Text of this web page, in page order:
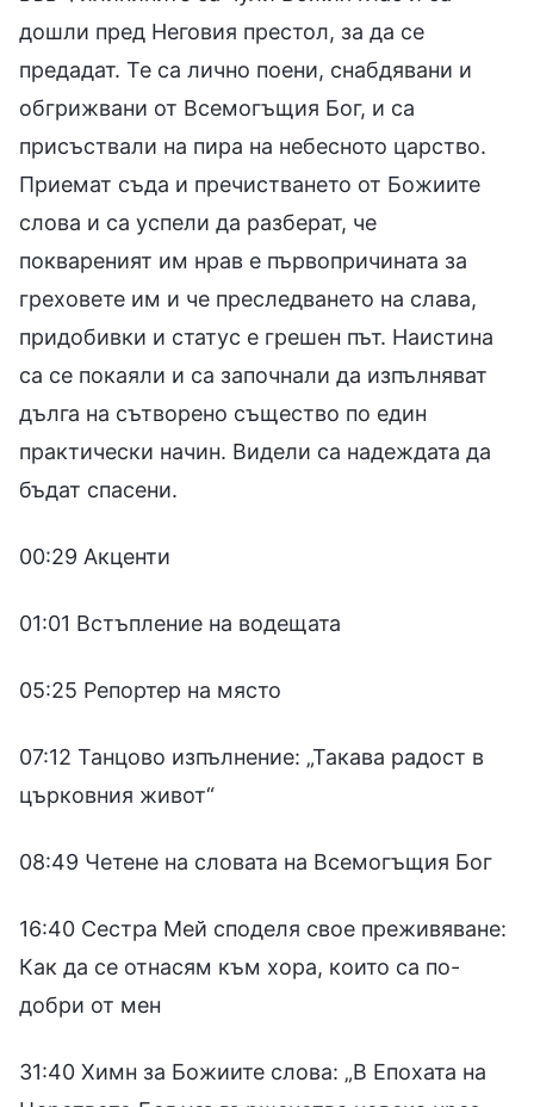
дошли пред Неговия престол, за да се
предадат. Те са лично поени, снабдявани и
обгрижвани от Всемогъщия Бог, и са
присъствали на пира на небесното царство.
Приемат съда и пречистването от Божиите
слова и са успели да разберат, че
поквареният им нрав е първопричината за
греховете им и че преследването на слава,
придобивки и статус е грешен път. Наистина
са се покаяли и са започнали да изпълняват
дълга на сътворено същество по един
практически начин. Видели са надеждата да
бъдат спасени.
00:29 Акценти
01:01 Встъпление на водещата
05:25 Репортер на място
07:12 Танцово изпълнение: „Такава радост в
църковния живот“
08:49 Четене на словата на Всемогъщия Бог
16:40 Сестра Мей споделя свое преживяване:
Как да се отнасям към хора, които са по-
добри от мен
31:40 Химн за Божиите слова: „В Епохата на